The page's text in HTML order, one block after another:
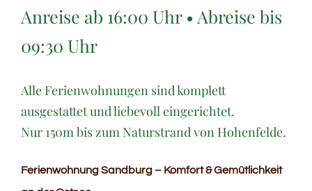
Anreise ab 16:00 Uhr • Abreise bis
09:30 Uhr
Alle Ferienwohnungen sind komplett
ausgestattet und liebevoll eingerichtet.
Nur 150m bis zum Naturstrand von Hohenfelde.
Ferienwohnung Sandburg – Komfort & Gemütlichkeit